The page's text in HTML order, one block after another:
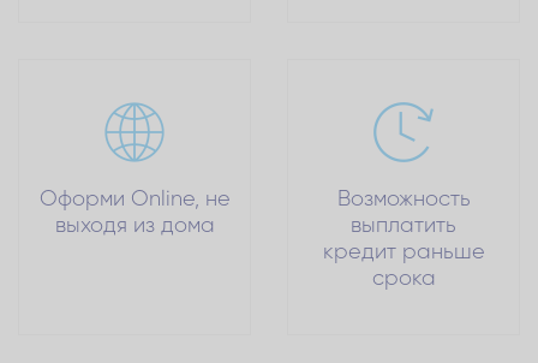
Оформи Online, не
выходя из дома
Возможность
выплатить
кредит раньше
срока